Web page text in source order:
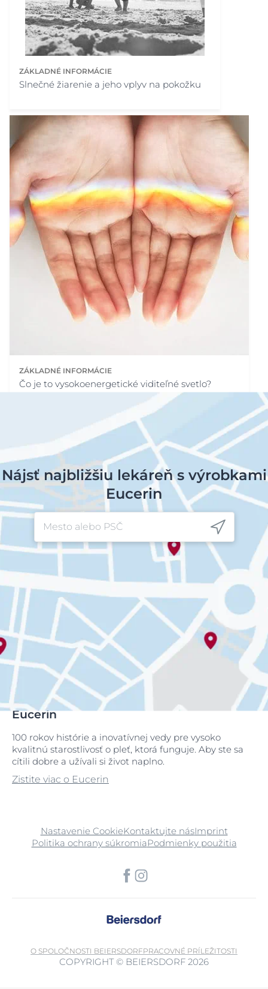
ZÁKLADNÉ INFORMÁCIE
Slnečné žiarenie a jeho vplyv na pokožku
ZÁKLADNÉ INFORMÁCIE
Čo je to vysokoenergetické viditeľné svetlo?
Nájsť najbližšiu lekáreň s výrobkami
Eucerin
Eucerin
100 rokov histórie a inovatívnej vedy pre vysoko
kvalitnú starostlivosť o pleť, ktorá funguje. Aby ste sa
cítili dobre a užívali si život naplno.
Zistite viac o Eucerin
Nastavenie CookieKontaktujte násImprint
Politika ochrany súkromiaPodmienky použitia
O SPOLOČNOSTI BEIERSDORFPRACOVNÉ PRÍLEŽITOSTI
COPYRIGHT © BEIERSDORF 2026